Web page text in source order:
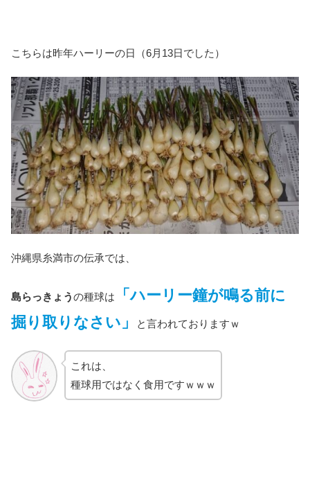
こちらは昨年ハーリーの日（6月13日でした）
沖縄県糸満市の伝承では、
島らっきょうの種球は
「ハーリー鐘が鳴る前に
掘り取りなさい」
と言われておりますｗ
これは、
種球用ではなく食用ですｗｗｗ